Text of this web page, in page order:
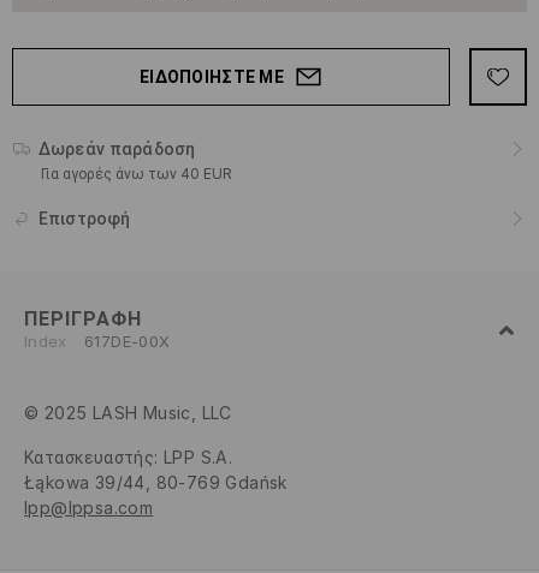
ΕΙΔΟΠΟΙΉΣΤΕ ΜΕ
Δωρεάν παράδοση
Για αγορές άνω των 40 EUR
Επιστροφή
ΠΕΡΙΓΡΑΦΉ
Index 617DE-00X
© 2025 LASH Music, LLC
Κατασκευαστής: LPP S.A.
Łąkowa 39/44, 80-769 Gdańsk
lpp@lppsa.com